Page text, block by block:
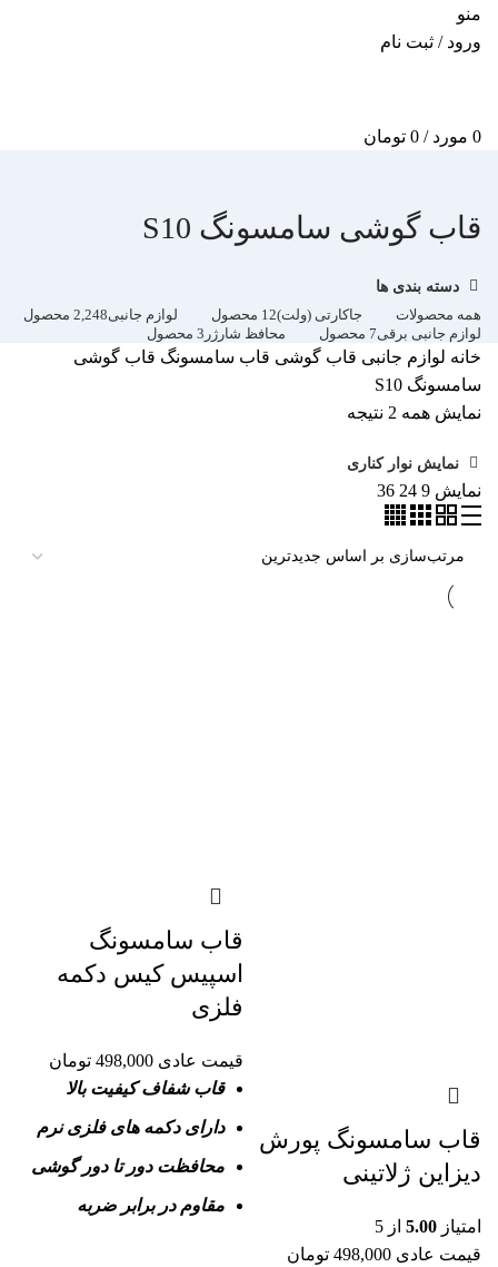
منو
ورود / ثبت نام
0 مورد /
0 تومان
قاب گوشی سامسونگ S10
دسته بندی ها
همه محصولات جاکارتی (ولت)12 محصول لوازم جانبی2,248 محصول
لوازم جانبی برقی7 محصول محافظ شارژر 3 محصول
خانه لوازم جانبی قاب گوشی قاب سامسونگ قاب گوشی
سامسونگ S10
نمایش همه 2 نتیجه
نمایش نوار کناری
نمایش 9
24
36
قاب سامسونگ پورش
دیزاین ژلاتینی
امتیاز 5.00 از 5
قیمت عادی 498,000 تومان
قاب سامسونگ
اسپیس کیس دکمه
فلزی
قیمت عادی 498,000 تومان
قاب شفاف کیفیت بالا
دارای دکمه های فلزی نرم
محافظت دور تا دور گوشی
مقاوم در برابر ضربه